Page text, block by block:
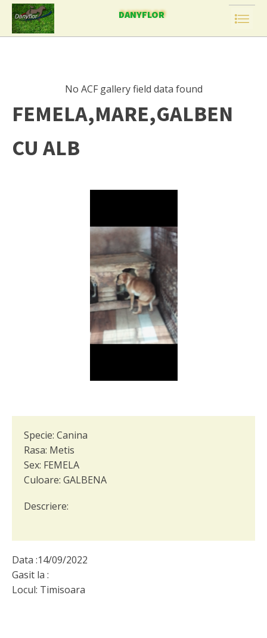
DANYFLOR
No ACF gallery field data found
FEMELA,MARE,GALBEN
CU ALB
Specie: Canina
Rasa: Metis
Sex: FEMELA
Culoare: GALBENA
Descriere:
Data :14/09/2022
Gasit la :
Locul: Timisoara